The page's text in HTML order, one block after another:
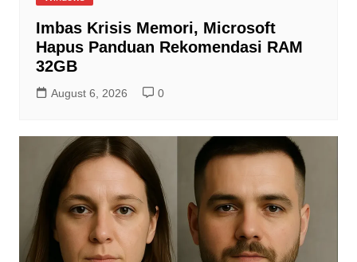
Imbas Krisis Memori, Microsoft
Hapus Panduan Rekomendasi RAM
32GB
August 6, 2026 0